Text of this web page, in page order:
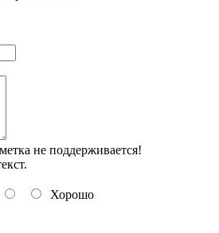
не поддерживается!
Хорошо